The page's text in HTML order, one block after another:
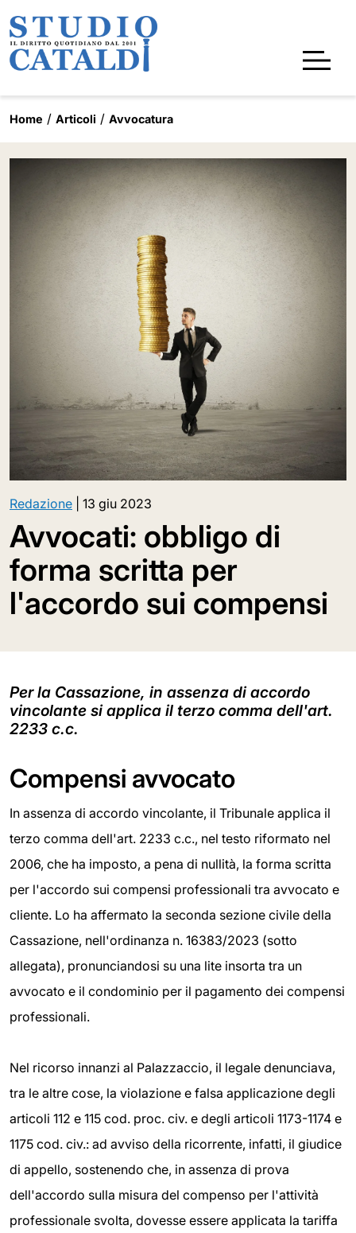
Home Articoli Avvocatura
Redazione 13 giu 2023
Avvocati: obbligo di
forma scritta per
l'accordo sui compensi
Per la Cassazione, in assenza di accordo
vincolante si applica il terzo comma dell'art.
2233 c.c.
Compensi avvocato
In assenza di accordo vincolante, il Tribunale applica il
terzo comma dell'art. 2233 c.c., nel testo riformato nel
2006, che ha imposto, a pena di nullità, la forma scritta
per l'accordo sui compensi professionali tra avvocato e
cliente. Lo ha affermato la seconda sezione civile della
Cassazione, nell'ordinanza n. 16383/2023 (sotto
allegata), pronunciandosi su una lite insorta tra un
avvocato e il condominio per il pagamento dei compensi
professionali.
Nel ricorso innanzi al Palazzaccio, il legale denunciava,
tra le altre cose, la violazione e falsa applicazione degli
articoli 112 e 115 cod. proc. civ. e degli articoli 1173-1174 e
1175 cod. civ.: ad avviso della ricorrente, infatti, il giudice
di appello, sostenendo che, in assenza di prova
dell'accordo sulla misura del compenso per l'attività
professionale svolta, dovesse essere applicata la tariffa